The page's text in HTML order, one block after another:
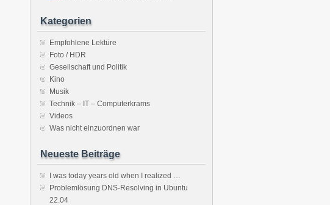
Kategorien
Empfohlene Lektüre
Foto / HDR
Gesellschaft und Politik
Kino
Musik
Technik – IT – Computerkrams
Videos
Was nicht einzuordnen war
Neueste Beiträge
I was today years old when I realized …
Problemlösung DNS-Resolving in Ubuntu
22.04